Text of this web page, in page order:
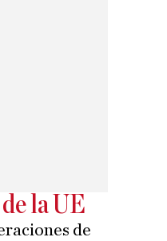
la UE
de